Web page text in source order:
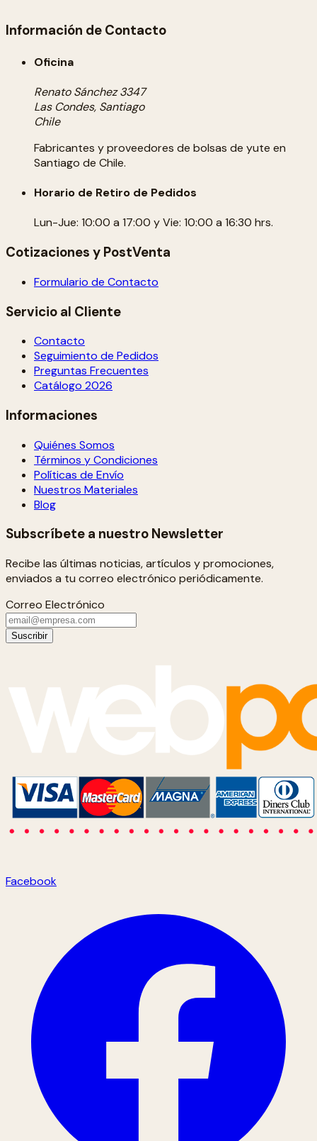
Información de Contacto
Oficina
Renato Sánchez 3347
Las Condes, Santiago
Chile
Fabricantes y proveedores de bolsas de yute en
Santiago de Chile.
Horario de Retiro de Pedidos
Lun-Jue: 10:00 a 17:00 y Vie: 10:00 a 16:30 hrs.
Cotizaciones y PostVenta
Formulario de Contacto
Servicio al Cliente
Contacto
Seguimiento de Pedidos
Preguntas Frecuentes
Catálogo 2026
Informaciones
Quiénes Somos
Términos y Condiciones
Políticas de Envío
Nuestros Materiales
Blog
Subscríbete a nuestro Newsletter
Recibe las últimas noticias, artículos y promociones,
enviados a tu correo electrónico periódicamente.
Correo Electrónico
Suscribir
Facebook